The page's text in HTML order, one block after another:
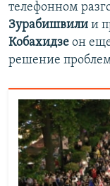
телефонном
Зурабишвили и
Кобахидзе он
решение